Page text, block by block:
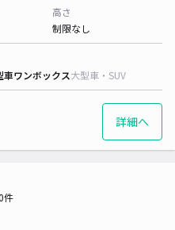
高さ
制限なし
車ワンボックス大型車・SUV
詳細へ
件